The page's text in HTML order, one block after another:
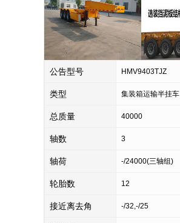
公告型号 HMV9403TJZ
类型 集装箱运输半挂车
总质量 40000
轴数 3
轴荷 -/24000(三轴组)
轮胎数 12
接近离去角 -/32,-/25